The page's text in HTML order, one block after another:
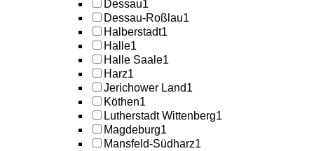
Dessau1
Dessau-Roßlau1
Halberstadt1
Halle1
Halle Saale1
Harz1
Jerichower Land1
Köthen1
Lutherstadt Wittenberg1
Magdeburg1
Mansfeld-Südharz1